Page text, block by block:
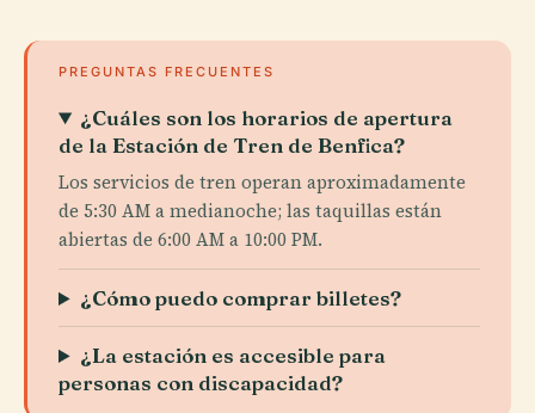
PREGUNTAS FRECUENTES
¿Cuáles son los horarios de apertura
de la Estación de Tren de Benfica?
Los servicios de tren operan aproximadamente
de 5:30 AM a medianoche; las taquillas están
abiertas de 6:00 AM a 10:00 PM.
¿Cómo puedo comprar billetes?
¿La estación es accesible para
personas con discapacidad?